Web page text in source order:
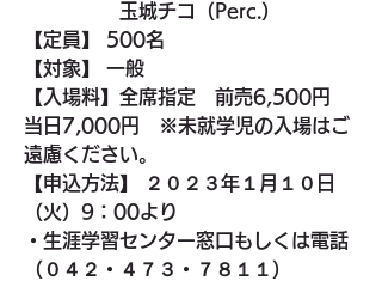
玉城チコ（Perc.）
【定員】 500名
【対象】 一般
【入場料】全席指定　前売6,500円
当日7,000円　※未就学児の入場はご
遠慮ください。
【申込方法】 ２０２３年１月１０日
（火）9：00より
・生涯学習センター窓口もしくは電話
（０４２・４７３・７８１１）